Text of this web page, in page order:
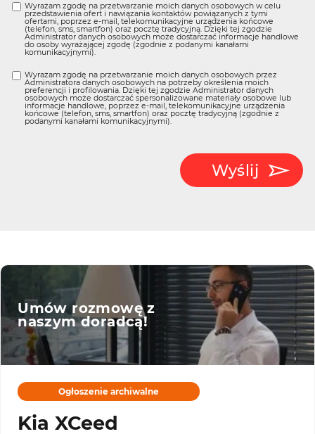
Wyrażam zgodę na przetwarzanie moich danych osobowych w celu
przedstawienia ofert i nawiązania kontaktów powiązanych z tymi
ofertami, poprzez e-mail, telekomunikacyjne urządzenia końcowe
(telefon, sms, smartfon) oraz pocztę tradycyjną. Dzięki tej zgodzie
Administrator danych osobowych może dostarczać informacje handlowe
do osoby wyrażającej zgodę (zgodnie z podanymi kanałami
komunikacyjnymi).
Wyrażam zgodę na przetwarzanie moich danych osobowych przez
Administratora danych osobowych na potrzeby określenia moich
preferencji i profilowania. Dzięki tej zgodzie Administrator danych
osobowych może dostarczać spersonalizowane materiały osobowe lub
informacje handlowe, poprzez e-mail, telekomunikacyjne urządzenia
końcowe (telefon, sms, smartfon) oraz pocztę tradycyjną (zgodnie z
podanymi kanałami komunikacyjnymi).
Wyślij
Umów rozmowę z
naszym doradcą!
Ogłoszenie archiwalne
Kia XCeed